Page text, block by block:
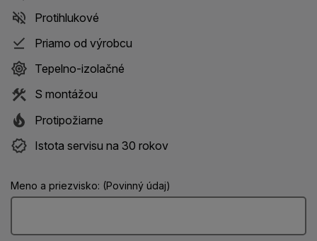
Protihlukové
Priamo od výrobcu
Tepelno-izolačné
S montážou
Protipožiarne
Istota servisu na 30 rokov
Meno a priezvisko: (Povinný údaj)